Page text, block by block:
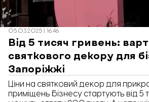
05.03.2025 | 16:46
Від 5 тисяч гривень:
святкового декору для
Запоріжжі
Ціни на святковий декор для
приміщень бізнесу стартують від 5